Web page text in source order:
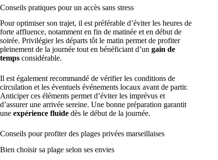
Conseils pratiques pour un accès sans stress
Pour optimiser son trajet, il est préférable d’éviter les heures de
forte affluence, notamment en fin de matinée et en début de
soirée. Privilégier les départs tôt le matin permet de profiter
pleinement de la journée tout en bénéficiant d’un gain de
temps considérable.
Il est également recommandé de vérifier les conditions de
circulation et les éventuels événements locaux avant de partir.
Anticiper ces éléments permet d’éviter les imprévus et
d’assurer une arrivée sereine. Une bonne préparation garantit
une expérience fluide dès le début de la journée.
Conseils pour profiter des plages privées marseillaises
Bien choisir sa plage selon ses envies